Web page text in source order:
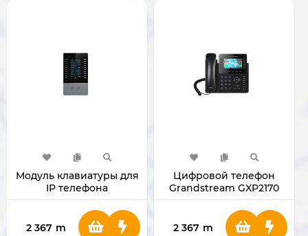
Модуль клавиатуры для
IP телефона
2 367 m
Цифровой телефон
Grandstream GXP2170
2 367 m